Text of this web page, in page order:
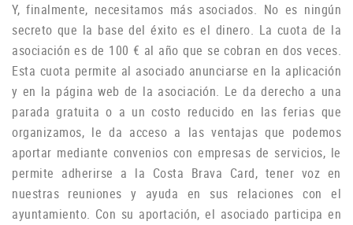
Y, finalmente, necesitamos más asociados. No es ningún
secreto que la base del éxito es el dinero. La cuota de la
asociación es de 100 € al año que se cobran en dos veces.
Esta cuota permite al asociado anunciarse en la aplicación
y en la página web de la asociación. Le da derecho a una
parada gratuita o a un costo reducido en las ferias que
organizamos, le da acceso a las ventajas que podemos
aportar mediante convenios con empresas de servicios, le
permite adherirse a la Costa Brava Card, tener voz en
nuestras reuniones y ayuda en sus relaciones con el
ayuntamiento. Con su aportación, el asociado participa en